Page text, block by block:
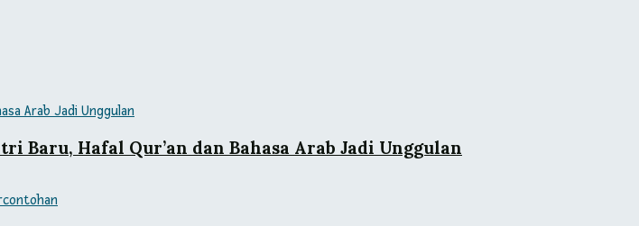
Baru, Hafal Qur’an dan Bahasa Arab Jadi Unggulan